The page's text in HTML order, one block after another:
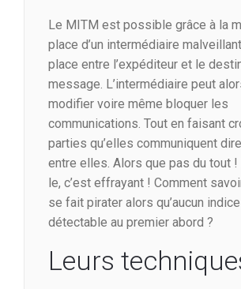
Le MITM est possible grâce à la
place d’un intermédiaire
place entre l’expéditeur et le
message. L’intermédiaire peut
modifier voire même bloquer les
communications. Tout en faisant
parties qu’elles communiquent
entre elles. Alors que pas du tout !
le, c’est effrayant ! Comment
se fait pirater alors qu’aucun indice
détectable au premier abord ?
Leurs